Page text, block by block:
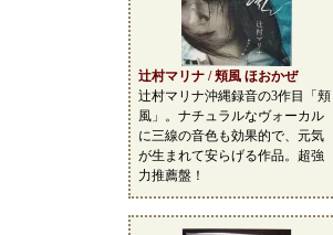
辻村マリナ / 頬風 ほおかぜ
辻村マリナ沖縄録音の3作目「頬
風」。ナチュラルなヴォーカル
に三線の音色も効果的で、元気
が生まれて安らげる作品。超強
力推薦盤！